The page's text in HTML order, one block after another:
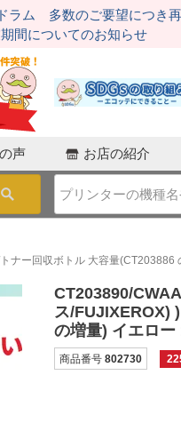
ラム 多数のご要望につき再
間についてのお知らせ
声 お店の紹介
ナー回収ボトル 大容量(CT203886
CT203890/
ス/FUJIXEROX)
の増量) イエロー
商品番号 802730